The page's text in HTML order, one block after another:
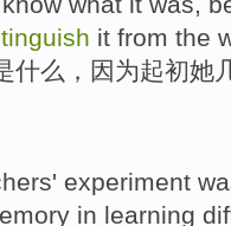
it from the
什么， 因为起初她
' experiment
in learning